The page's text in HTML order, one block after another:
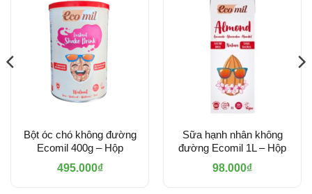
Bột óc chó không đường
Ecomil 400g – Hộp
495.000₫
Sữa hạnh nhân không
đường Ecomil 1L – Hộp
98.000₫